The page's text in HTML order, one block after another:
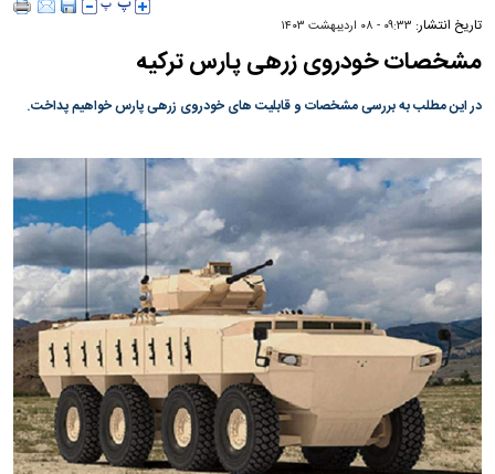
تاریخ انتشار: ۰۹:۳۳ - ۰۸ ارديبهشت ۱۴۰۳
مشخصات خودروی زرهی پارس ترکیه
در این مطلب به بررسی مشخصات و قابلیت های خودروی زرهی پارس خواهیم پداخت.